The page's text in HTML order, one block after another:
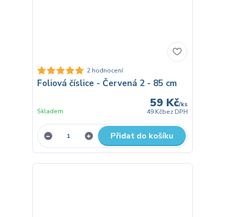
2 hodnocení
Foliová číslice - Červená 2 - 85 cm
59 Kč/ks
49 Kčbez DPH
Skladem
Přidat do košíku